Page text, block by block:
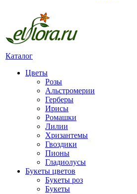
Каталог
Цветы
Розы
Альстромерии
Герберы
Ирисы
Ромашки
Лилии
Хризантемы
Гвоздики
Пионы
Гладиолусы
Букеты цветов
Букеты роз
Букеты